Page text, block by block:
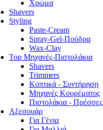
Χρώμα
Shavers
Styling
Paste-Cream
Spray-Gel-Πούδρα
Wax-Clay
Top Μηχανές-Πιστολάκια
Shavers
Trimmers
Κοπτικά - Συντήρηση
Μηχανές Κουρέματος
Πιστολάκια - Πρέσσες
Αξεσουάρ
Για Γένια